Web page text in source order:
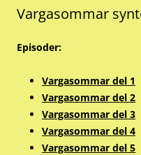
Vargasommar
Episoder:
Vargasommar del 1
Vargasommar del 2
Vargasommar del 3
Vargasommar del 4
Vargasommar del 5